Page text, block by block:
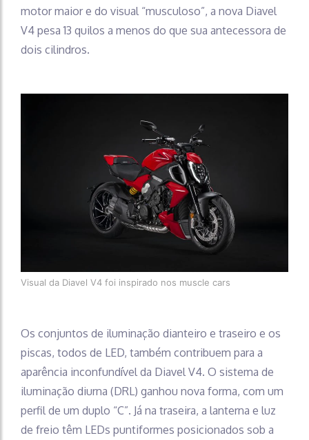
motor maior e do visual “musculoso”, a nova Diavel
V4 pesa 13 quilos a menos do que sua antecessora de
dois cilindros.
Visual da Diavel V4 foi inspirado nos muscle cars
Os conjuntos de iluminação dianteiro e traseiro e os
piscas, todos de LED, também contribuem para a
aparência inconfundível da Diavel V4. O sistema de
iluminação diurna (DRL) ganhou nova forma, com um
perfil de um duplo “C”. Já na traseira, a lanterna e luz
de freio têm LEDs puntiformes posicionados sob a